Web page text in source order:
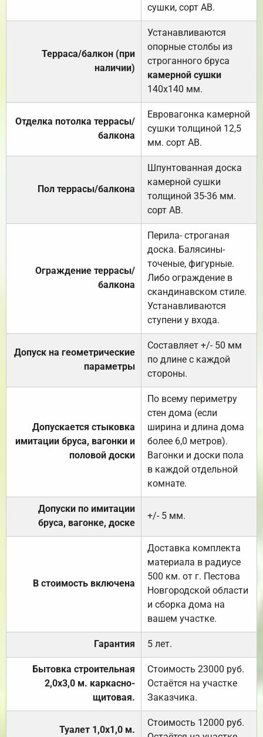
сушки, сорт АВ.
Терраса/балкон (при
наличии)
Устанавливаются
опорные столбы из
строганного бруса
камерной сушки
140х140 мм.
Отделка потолка террасы/
балкона
Евровагонка камерной
сушки толщиной 12,5
мм. сорт АВ.
Пол террасы/балкона
Шпунтованная доска
камерной сушки
толщиной 35-36 мм.
сорт АВ.
Ограждение террасы/
балкона
Перила- строганая
доска. Балясины-
точеные, фигурные.
Либо ограждение в
скандинавском стиле.
Устанавливаются
ступени у входа.
Допуск на геометрические
параметры
Составляет +/- 50 мм
по длине с каждой
стороны.
Допускается стыковка
имитации бруса, вагонки и
половой доски
По всему периметру
стен дома (если
ширина и длина дома
более 6,0 метров).
Вагонки и доски пола
в каждой отдельной
комнате.
Допуски по имитации
бруса, вагонке, доске
+/- 5 мм.
В стоимость включена
Доставка комплекта
материала в радиусе
500 км. от г. Пестова
Новгородской области
и сборка дома на
вашем участке.
Гарантия 5 лет.
Бытовка строительная
2,0х3,0 м. каркасно-
щитовая.
Стоимость 23000 руб.
Остаётся на участке
Заказчика.
Туалет 1,0х1,0 м.
Стоимость 12000 руб.